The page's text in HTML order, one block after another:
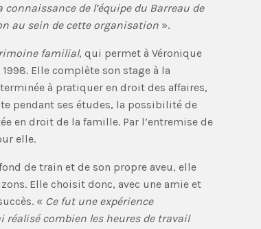
de l’équipe du Barreau de
au sein de cette organisation ».
familial, qui permet à Véronique
Elle complète son stage à la
à pratiquer en droit des affaires,
pendant ses études, la possibilité de
en droit de la famille. Par l’entremise de
elle.
de train et de son propre aveu, elle
Elle choisit donc, avec une amie et
« Ce fut une expérience
réalisé combien les heures de travail